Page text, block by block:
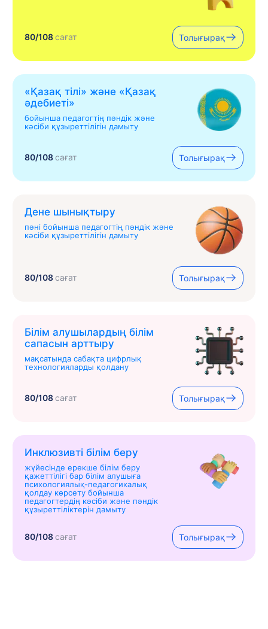
80/108сағат Толығырақ
«Қазақ тілі» жəне «Қазақ
əдебиеті»
бойынша педагогтің пәндік және
кәсіби құзыреттілігін дамыту
80/108сағат Толығырақ
Дене шынықтыру
пәні бойынша педагогтің пәндік және
кәсіби құзыреттілігін дамыту
80/108сағат Толығырақ
Білім алушылардың білім
сапасын арттыру
мақсатында сабақта цифрлық
технологияларды қолдану
80/108сағат Толығырақ
Инклюзивті білім беру
жүйесінде ерекше білім беру
қажеттілігі бар білім алушыға
психологиялық-педагогикалық
қолдау көрсету бойынша
педагогтердің кәсіби және пәндік
құзыреттіліктерін дамыту
80/108сағат Толығырақ